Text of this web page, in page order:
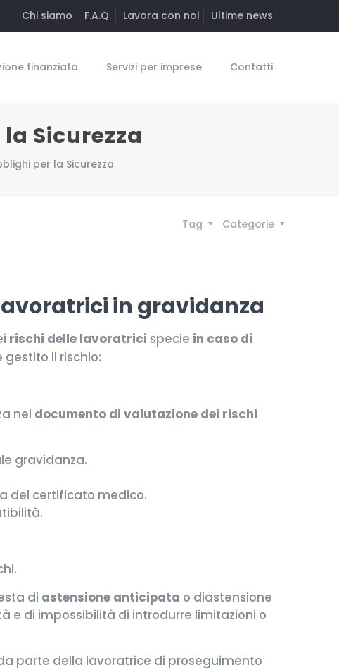
Chi siamo F.A.Q. Lavora con noi Ultime news
finanziata Servizi per imprese Contatti
Sicurezza
per la Sicurezza
Categorie
Tag
in gravidanza
rischi delle lavoratrici specie in caso di
il rischio:
nel documento di valutazione dei rischi
gravidanza.
del certificato medico.
di astensione anticipata o diastensione
e di impossibilità di introdurre limitazioni o
parte della lavoratrice di proseguimento